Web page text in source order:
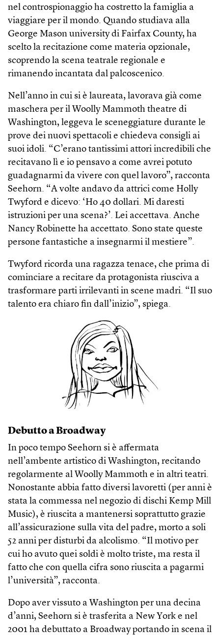
nel controspionaggio ha costretto la famiglia a
viaggiare per il mondo. Quando studiava alla
George Mason university di Fair­fax County, ha
scelto la recitazione come materia opzionale,
scoprendo la scena teatrale regionale e
rimanendo incantata dal palcoscenico.
Nell’anno in cui si è laureata, lavorava già come
maschera per il Woolly Mammoth theatre di
Washington, leggeva le sceneggiature durante le
prove dei nuovi spettacoli e chiedeva consigli ai
suoi idoli. “C’erano tantissimi attori incredibili che
recitavano lì e io pensavo a come avrei potuto
guadagnarmi da vivere con quel lavoro”, racconta
Seehorn. “A volte andavo da attrici come Holly
Twyford e dicevo: ‘Ho 40 dollari. Mi daresti
istruzioni per una scena?’. Lei accettava. Anche
Nancy Robinette ha accettato. Sono state queste
persone fantastiche a insegnarmi il mestiere”.
Twyford ricorda una ragazza tenace, che prima di
cominciare a recitare da protagonista riusciva a
trasformare parti irrilevanti in scene madri. “Il suo
talento era chiaro fin dall’inizio”, spiega.
Debutto a Broadway
In poco tempo Seehorn si è affermata
nell’ambente artistico di Washington, recitando
regolarmente al Woolly Mammoth e in altri teatri.
Nonostante abbia fatto diversi lavoretti (per anni è
stata la commessa nel negozio di dischi Kemp Mill
Music), è riuscita a mantenersi soprattutto grazie
all’assicurazione sulla vita del padre, morto a soli
52 anni per disturbi da alcolismo. “Il motivo per
cui ho avuto quei soldi è molto triste, ma resta il
fatto che con quella cifra sono riuscita a pagarmi
l’università”, racconta.
Dopo aver vissuto a Washington per una decina
d’anni, Seehorn si è trasferita a New York e nel
2001 ha debuttato a Broad­way portando in scena il